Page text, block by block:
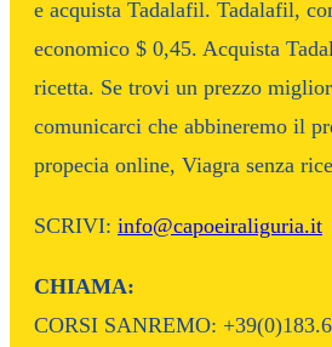
e acquista Tadalafil. Tadalafil,
economico $ 0,45. Acquista
ricetta. Se trovi un prezzo
comunicarci che abbineremo il
propecia online, Viagra senza
SCRIVI: info@capoeiraliguria.it
CHIAMA:
CORSI SANREMO: